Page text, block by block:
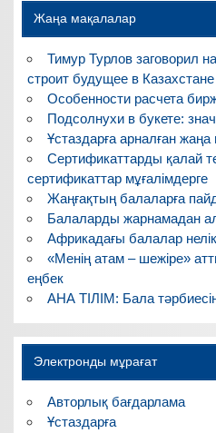
Жаңа мақалалар
Тимур Турлов заговорил
строит будущее в Казахстане
Особенности расчета
Подсолнухи в букете:
Ұстаздарға арналған жаңа
Сертификаттарды қалай
сертификаттар мұғалімдерге
Жаңғақтың балаларға
Балаларды жарнамадан
Африкадағы балалар
«Менің атам – шежіре»
еңбек
АНА ТІЛІМ: Бала
Электронды мұрағат
Авторлық бағдарлама
Ұстаздарға